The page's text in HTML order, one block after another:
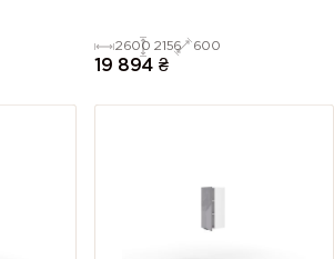
2600 2156 600
19 894 ₴